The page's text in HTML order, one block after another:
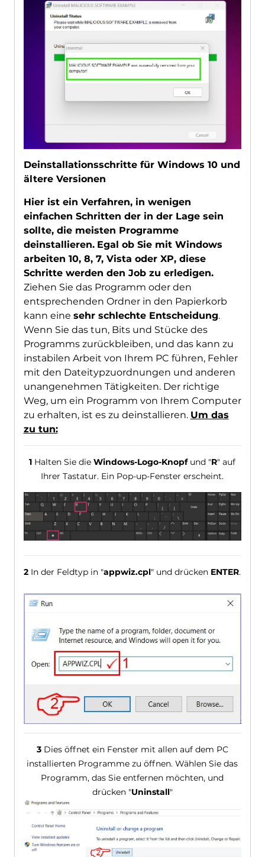
Deinstallationsschritte für Windows 10 und
ältere Versionen
Hier ist ein Verfahren, in wenigen
einfachen Schritten der in der Lage sein
sollte, die meisten Programme
deinstallieren. Egal ob Sie mit Windows
arbeiten 10, 8, 7, Vista oder XP, diese
Schritte werden den Job zu erledigen.
Ziehen Sie das Programm oder den
entsprechenden Ordner in den Papierkorb
kann eine sehr schlechte Entscheidung.
Wenn Sie das tun, Bits und Stücke des
Programms zurückbleiben, und das kann zu
instabilen Arbeit von Ihrem PC führen, Fehler
mit den Dateitypzuordnungen und anderen
unangenehmen Tätigkeiten. Der richtige
Weg, um ein Programm von Ihrem Computer
zu erhalten, ist es zu deinstallieren. Um das
zu tun:
1 Halten Sie dieWindows-Logo-Knopfund "R" auf
Ihrer Tastatur. Ein Pop-up-Fenster erscheint.
2 In der Feldtyp in "appwiz.cpl" und drücken ENTER.
3Dies öffnet ein Fenster mit allen auf dem PC
installierten Programme zu öffnen. Wählen Sie das
Programm, das Sie entfernen möchten, und
drücken "Uninstall"